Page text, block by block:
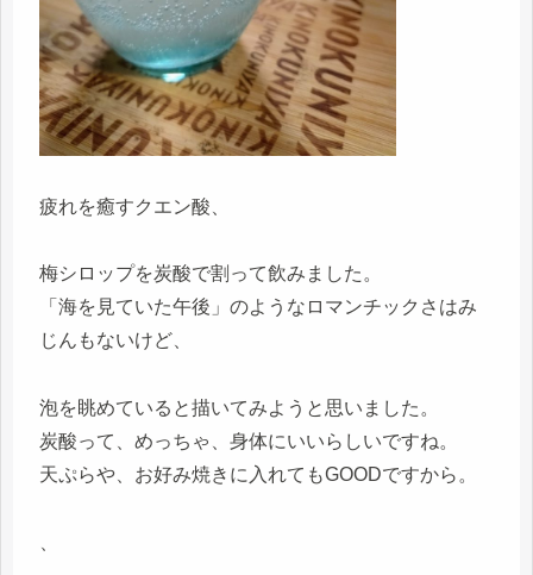
疲れを癒すクエン酸、
梅シロップを炭酸で割って飲みました。
「海を見ていた午後」のようなロマンチックさはみ
じんもないけど、
泡を眺めていると描いてみようと思いました。
炭酸って、めっちゃ、身体にいいらしいですね。
天ぷらや、お好み焼きに入れてもGOODですから。